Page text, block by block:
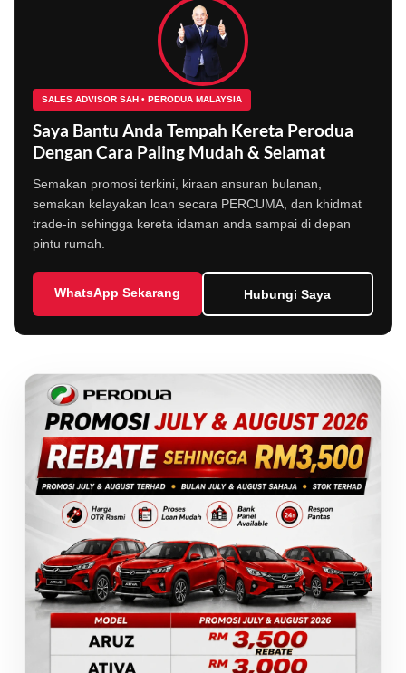
SALES ADVISOR SAH • PERODUA MALAYSIA
Saya Bantu Anda Tempah Kereta Perodua
Dengan Cara Paling Mudah & Selamat
Semakan promosi terkini, kiraan ansuran bulanan,
semakan kelayakan loan secara PERCUMA, dan khidmat
trade-in sehingga kereta idaman anda sampai di depan
pintu rumah.
WhatsApp Sekarang Hubungi Saya